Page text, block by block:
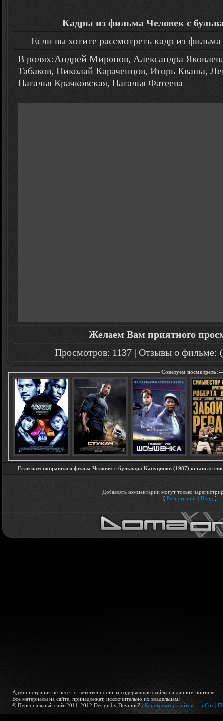
Кадры из фильма Человек с
Если вы хотите рассмотреть кадр из
В ролях:Андрей Миронов, Александра
Табаков, Николай Караченцов, Игорь Кваша,
Наталья Крачковская, Наталья Фатеева
Желаем Вам приятного
Просмотров: 1137 | Отзывы о фильме:
Советуем посмотреть:
Если вам понравился фильм Человек с бульвара Капуцинов (1987) оставьте
Добавлять комментарии могут только
[ Регистрация| Вход ]
Администрация не несёт ответственности за содержащие файлы на данном портале.
Все материалы на сайте, принадлежат, исключительно их владельцам!
© Персональный сайт 2011-2012 Design by DeymosZ | Конструктор сайтов — uCoz |